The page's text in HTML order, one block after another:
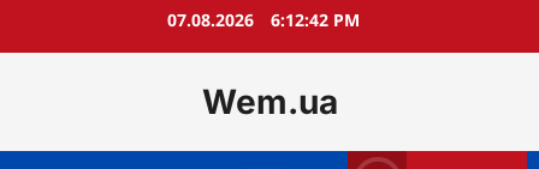
07.08.2026 6:12:43 PM
Wem.ua